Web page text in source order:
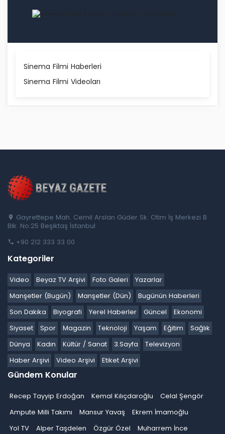
Sinema Filmi Haberleri
Sinema Filmi Videoları
Gayrettepe Mah. Cemil Arslan Güder Sk. Otim İş Merkezi B
Blk. No:25 Beşiktaş İstanbul
+90 212 333 33 00
Kategoriler
Video Beyaz TV Arşivi Foto Galeri
Yazarlar
Manşetler (Bugün)
Manşetler (Dün)
Bugünün Haberleri
Son Dakika
Biyografi Yerel Haberler Güncel
Ekonomi
Siyaset
Spor Magazin Teknoloji Yaşam Eğitim
Sağlık
Dünya
Kadın Kültür / Sanat 3.Sayfa
Televizyon
Haber Arşivi
Video Arşivi Etiket Arşivi
Gündem Konular
Recep Tayyip Erdoğan Kemal Kılıçdaroğlu
Celal Şengör
Ampute Milli Takımı
Mansur Yavaş
Ekrem İmamoğlu
Yol TV
Alper Taşdelen Özgür Özel
Muharrem İnce